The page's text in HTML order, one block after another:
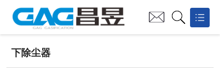
网站首页
关于昌昱 
下除尘器